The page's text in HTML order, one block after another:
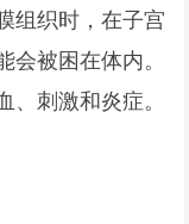
组织时，在子宫
被困在体内。
刺激和炎症。